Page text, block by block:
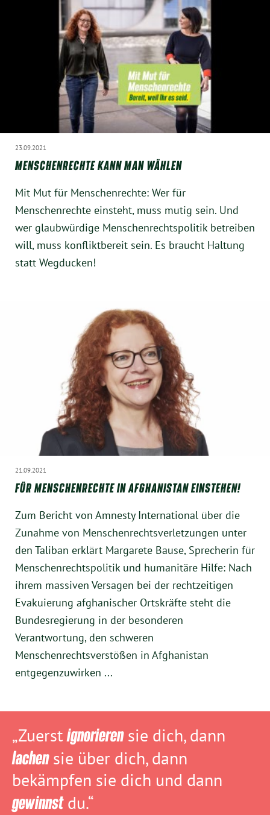
23.09.2021
MENSCHENRECHTE KANN MAN WÄHLEN
Mit Mut für Menschenrechte: Wer für
Menschenrechte einsteht, muss mutig sein. Und
wer glaubwürdige Menschenrechtspolitik betreiben
will, muss konfliktbereit sein. Es braucht Haltung
statt Wegducken!
21.09.2021
FÜR MENSCHENRECHTE IN AFGHANISTAN EINSTEHEN!
Zum Bericht von Amnesty International über die
Zunahme von Menschenrechtsverletzungen unter
den Taliban erklärt Margarete Bause, Sprecherin für
Menschenrechtspolitik und humanitäre Hilfe: Nach
ihrem massiven Versagen bei der rechtzeitigen
Evakuierung afghanischer Ortskräfte steht die
Bundesregierung in der besonderen
Verantwortung, den schweren
Menschenrechtsverstößen in Afghanistan
entgegenzuwirken ...
„Zuerstignorierensie dich, dann
lachensie über dich, dann
bekämpfen sie dich und dann
gewinnstdu.“